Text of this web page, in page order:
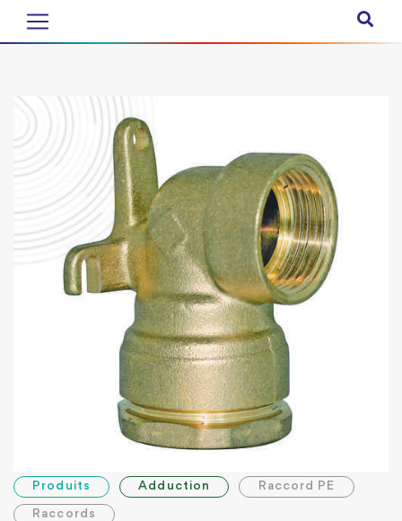
Produits Adduction Raccord PE
Raccords